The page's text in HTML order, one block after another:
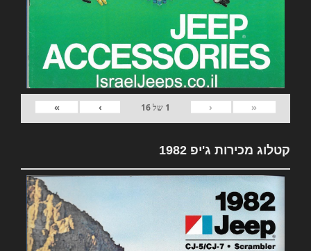
«
‹
1 של16
›
»
קטלוג מכירות ג'יפ 1982